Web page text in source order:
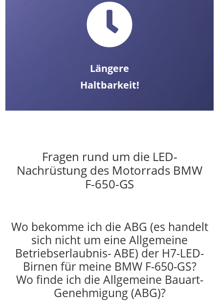

Längere
Haltbarkeit!
Fragen rund um die LED-
Nachrüstung des Motorrads BMW
F-650-GS
Wo bekomme ich die ABG (es handelt
sich nicht um eine Allgemeine
Betriebserlaubnis- ABE) der H7-LED-
Birnen für meine BMW F-650-GS?
Wo finde ich die Allgemeine Bauart-
Genehmigung (ABG)?